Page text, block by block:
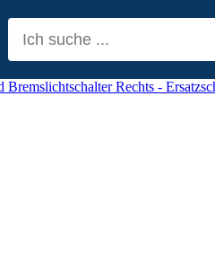
Bremslichtschalter Rechts -